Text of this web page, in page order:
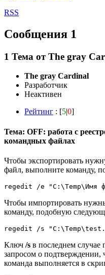
RSS
Сообщения 1
1 Тема отThe gray
The gray Cardinal
Разработчик
Неактивен
Рейтинг : [5|0]
Тема: OFF: работа с
командных файлах
Чтобы экспортировать
файл, выполните команду,
regedit /e "C:\Temp\Имя
Чтобы импортировать
команду, подобную
regedit /s
Ключ /s в последнем случае
запросом о подтверждении,
команда выполняется в